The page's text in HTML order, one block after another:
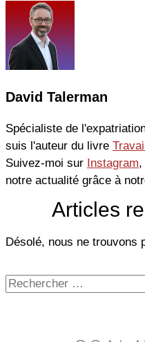
David Talerman
Spécialiste de
suis l'auteur du livre
Suivez-moi sur Instagram,
notre actualité grâce à
Articles
Désolé, nous ne trouvons